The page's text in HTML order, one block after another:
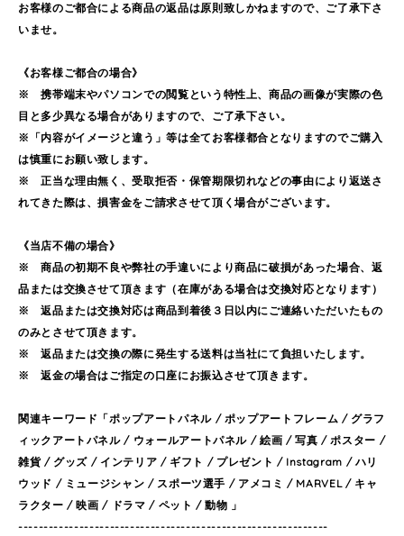
お客様のご都合による商品の返品は原則致しかねますので、ご了承下さ
いませ。
《お客様ご都合の場合》
※ 携帯端末やパソコンでの閲覧という特性上、商品の画像が実際の色
目と多少異なる場合がありますので、ご了承下さい。
※「内容がイメージと違う」等は全てお客様都合となりますのでご購入
は慎重にお願い致します。
※ 正当な理由無く、受取拒否・保管期限切れなどの事由により返送さ
れてきた際は、損害金をご請求させて頂く場合がございます。
《当店不備の場合》
※ 商品の初期不良や弊社の手違いにより商品に破損があった場合、返
品または交換させて頂きます（在庫がある場合は交換対応となります）
※ 返品または交換対応は商品到着後３日以内にご連絡いただいたもの
のみとさせて頂きます。
※ 返品または交換の際に発生する送料は当社にて負担いたします。
※ 返金の場合はご指定の口座にお振込させて頂きます。
関連キーワード「ポップアートパネル / ポップアートフレーム / グラフ
ィックアートパネル / ウォールアートパネル / 絵画 / 写真 / ポスター /
雑貨 / グッズ / インテリア / ギフト / プレゼント / Instagram / ハリ
ウッド / ミュージシャン / スポーツ選手 / アメコミ / MARVEL / キャ
ラクター / 映画 / ドラマ / ペット / 動物 」
-------------------------------------------------------------